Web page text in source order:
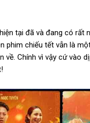
tại đã và đang có rất
phim chiếu tết vẫn là
về. Chính vì vậy cứ vào